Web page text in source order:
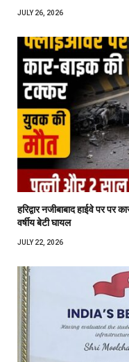
JULY 26, 2026
हरिद्वार नजीबाबाद हाईवे पर
वर्षीय बेटी घायल
JULY 22, 2026